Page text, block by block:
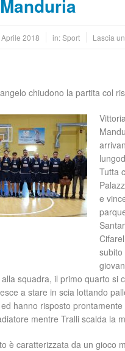
2018 in:Sport Lascia
chiudono la partita col
Tutta
e
squadra, il primo quarto si
a stare in scia lottando
hanno risposto
mentre Tralli scalda la
è caratterizzata da un gioco